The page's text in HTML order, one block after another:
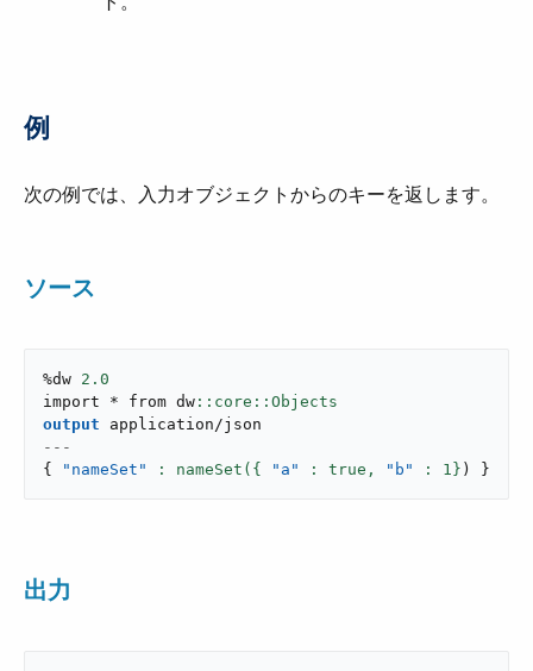
例
次の例では、入力オブジェクトからのキーを返します。
ソース
%dw 2.0
import * from dw
output
application/json
---
{
"nameSet" : nameSet({ "a" : true, "b" : 1 } ) }
出力